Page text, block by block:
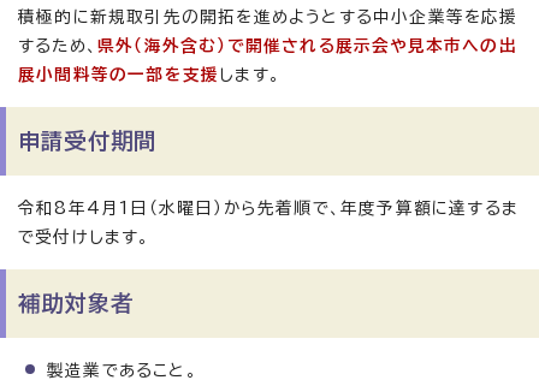
積極的に新規取引先の開拓を進めようとする中小企業等を応援
するため、 県外（海外含む）で開催される展示会や見本市への出
展小間料等の一部を支援 します。
申請受付期間
令和8年4月1日（水曜日）から先着順で、年度予算額に達するま
で受付けします。
補助対象者
製造業であること。